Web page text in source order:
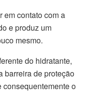
em contato com a
e produz um
mesmo.
do hidratante,
barreira de proteção
consequentemente o